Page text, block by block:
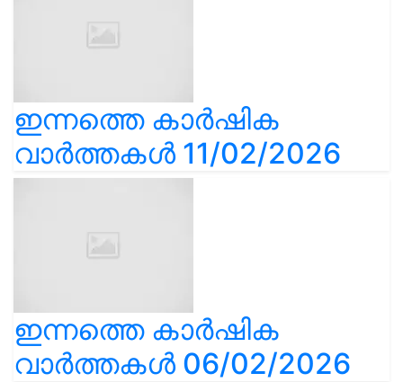
ഇന്നത്തെ കാർഷിക
വാർത്തകൾ 11/02/2026
ഇന്നത്തെ കാർഷിക
വാർത്തകൾ 06/02/2026